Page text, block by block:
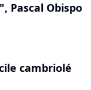
Pascal Obispo
cambriolé